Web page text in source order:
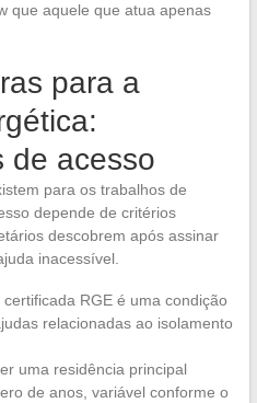
que aquele que atua apenas
para a
de acesso
para os trabalhos de
depende de critérios
descobrem após assinar
inacessível.
RGE é uma condição
relacionadas ao isolamento
uma residência principal
de anos, variável conforme o